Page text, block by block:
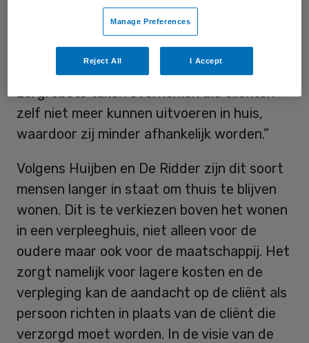
dat cliënten die contact hebben met
bijvoorbeeld actiever worden, meer
zelfredzaam zijn en daarmee meer regie en
autonomie verkrijgen. “Ook kunnen
zorgrobots taken overnemen die cliënten
zelf niet meer kunnen uitvoeren in huis,
waardoor zij minder afhankelijk worden.”
Volgens Huijben en De Ridder zijn dit soort
mensen langer in staat om thuis te blijven
wonen. Dit is te verkiezen boven het wonen
in een verpleeghuis, niet alleen voor de
oudere maar ook voor de maatschappij. Het
zorgt namelijk voor lagere kosten en de
verpleging kan de aandacht op de cliënt als
persoon richten in plaats van de cliënt die
verzorgd moet worden. In de visie van de
Manage Preferences
Reject All I Accept